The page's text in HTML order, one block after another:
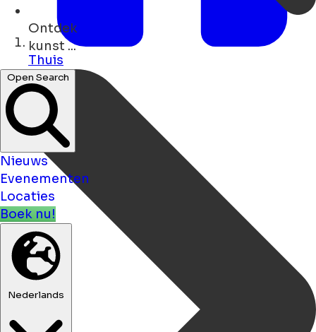
Ontdek
monumenten ...
Open Search
Nieuws
Evenementen
Locaties
Boek nu!
Nederlands
Thuis